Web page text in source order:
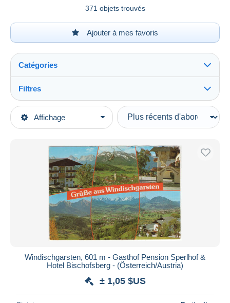
371 objets trouvés
Ajouter à mes favoris
Affichage
Catégories
Catégories principales
Europe
Autriche
Haute-Autriche
Windischgarsten
Filtres
Types de vente
En cours
Enchères avec offres
Enchères sans offres
Maisons de vente
Vendus
Toutes les durées
depuis
jours
Windischgarsten, 601 m - Gasthof Pension Sperlhof &
Hotel Bischofsberg - (Österreich/Austria)
± 1,05 $US